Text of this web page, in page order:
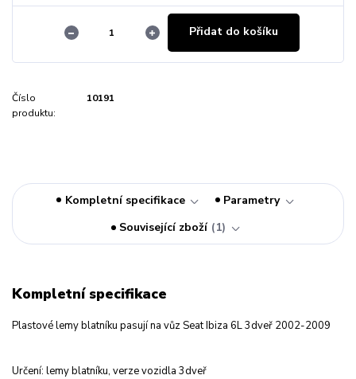
Přidat do košíku
Číslo
produktu:
10191
Kompletní specifikace
Parametry
Související zboží
1
Kompletní specifikace
Plastové lemy blatníku pasují na vůz Seat Ibiza 6L 3dveř 2002-2009
Určení: lemy blatníku, verze vozidla 3dveř